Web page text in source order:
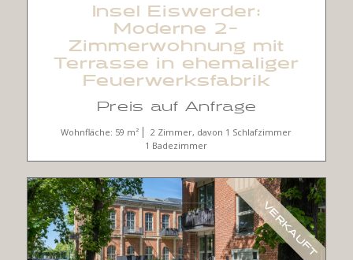
Insel Eiswerder:
Moderne 2-
Zimmerwohnung mit
Terrasse in ehemaliger
Feuerwerksfabrik
Preis auf Anfrage
Wohnfläche: 59 m²
2 Zimmer, davon 1 Schlafzimmer
1 Badezimmer
VERKAUFT